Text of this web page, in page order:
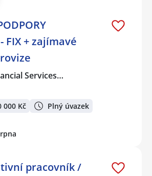
FIX + zajímavé
Services…
000 Kč Plný úvazek
pracovník /